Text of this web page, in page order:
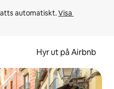
automatiskt. Visa
Hyr ut på Airbnb